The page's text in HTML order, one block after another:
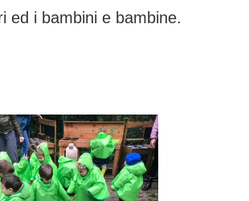
ed i bambini e bambine.